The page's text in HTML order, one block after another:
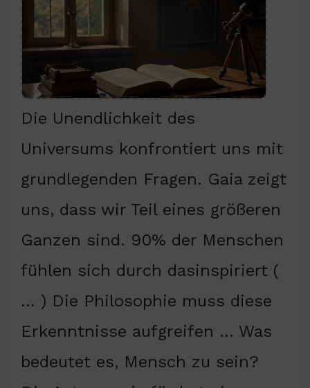
Die Unendlichkeit des
Universums konfrontiert uns mit
grundlegenden Fragen. Gaia zeigt
uns, dass wir Teil eines größeren
Ganzen sind. 90% der Menschen
fühlen sich durch dasinspiriert (
… ) Die Philosophie muss diese
Erkenntnisse aufgreifen … Was
bedeutet es, Mensch zu sein?